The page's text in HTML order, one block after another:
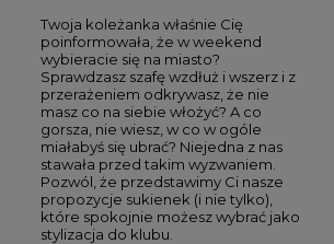
Twoja koleżanka właśnie Cię
poinformowała, że w weekend
wybieracie się na miasto?
Sprawdzasz szafę wzdłuż i wszerz i z
przerażeniem odkrywasz, że nie
masz co na siebie włożyć? A co
gorsza, nie wiesz, w co w ogóle
miałabyś się ubrać? Niejedna z nas
stawała przed takim wyzwaniem.
Pozwól, że przedstawimy Ci nasze
propozycje sukienek (i nie tylko),
które spokojnie możesz wybrać jako
stylizacja do klubu.